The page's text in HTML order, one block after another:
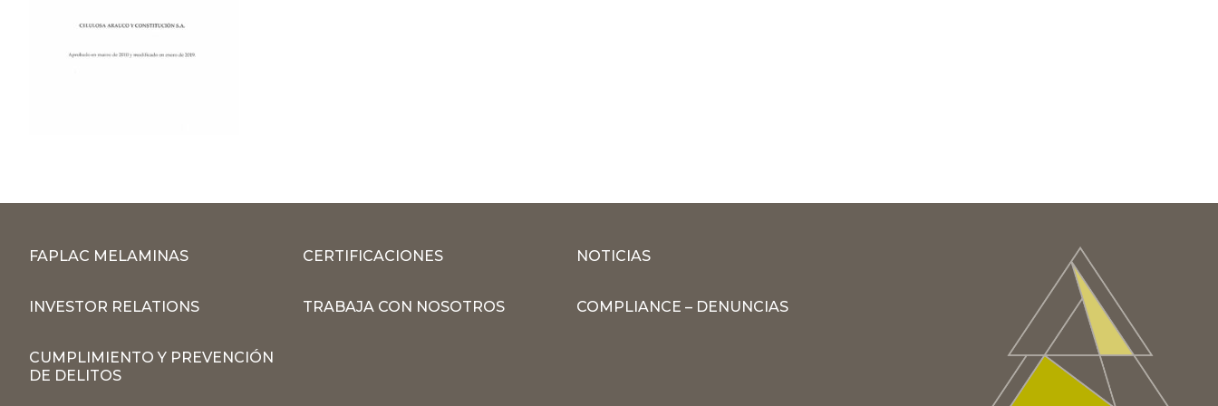
FAPLAC MELAMINAS CERTIFICACIONES NOTICIAS
INVESTOR RELATIONS TRABAJA CON NOSOTROS COMPLIANCE – DENUNCIAS
CUMPLIMIENTO Y PREVENCIÓN
DE DELITOS